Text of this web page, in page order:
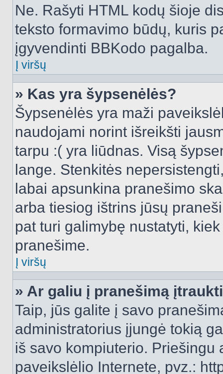
Ne. Rašyti HTML kodų šioje
teksto formavimo būdų, kuris
įgyvendinti BBKodo pagalba.
Į viršų
» Kas yra šypsenėlės?
Šypsenėlės yra maži
naudojami norint išreikšti
tarpu :( yra liūdnas. Visą
lange. Stenkitės
labai apsunkina pranešimo
arba tiesiog ištrins jūsų
pat turi galimybę nustatyti,
pranešime.
Į viršų
» Ar galiu į pranešimą
Taip, jūs galite į savo
administratorius įjungė tokią
iš savo kompiuterio.
paveikslėlio Internete, pvz.: